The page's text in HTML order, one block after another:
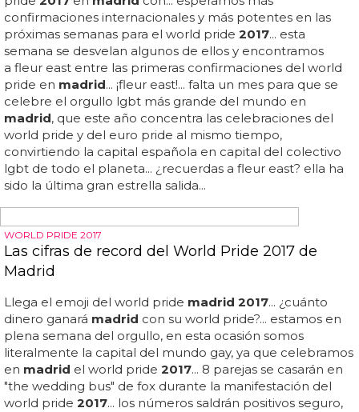
Washington se viste de Orgullo en el WorldPride
2025: Unidad y resistencia ante la adversidad
Este evento emblemático,worldpride
coincidido con un clima de tensiones políticas debido a
los recortes de derechos promovidos por el presidente
donald trump... la capital pride alliance ha manifestado su
frustración y decepción ante el cierre, destacando que
este emblemático lugar es fundamental para celebrar y
... a pesar de los intentos
de silenciar esta celebración, elworldpride ha
transformado a washington en una ciudad rebosante de
esperanza, lucha y colores, enviando un mensaje claro: la
diversidad no se silencia, se celebra... el desfile ha sido no
solo una celebración de la diversidad, sino también una
declaración colectiva de determinación frente a los